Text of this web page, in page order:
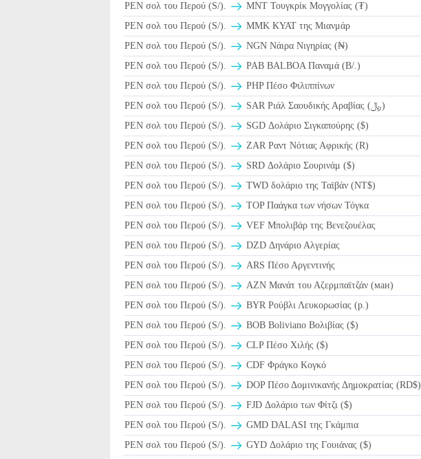
PEN σολ του Περού (S/).
MNT Τουγκρίκ Μογγολίας (₮)
PEN σολ του Περού (S/).
MMK KYAT της Μιανμάρ
PEN σολ του Περού (S/).
NGN Νάιρα Νιγηρίας (₦)
PEN σολ του Περού (S/).
PAB BALBOA Παναμά (B/.)
PEN σολ του Περού (S/).
PHP Πέσο Φιλιππίνων
PEN σολ του Περού (S/).
SAR Ριάλ Σαουδικής Αραβίας (﷼)
PEN σολ του Περού (S/).
SGD Δολάριο Σιγκαπούρης ($)
PEN σολ του Περού (S/).
ZAR Ραντ Νότιας Αφρικής (R)
PEN σολ του Περού (S/).
SRD Δολάριο Σουρινάμ ($)
PEN σολ του Περού (S/).
TWD δολάριο της Ταϊβάν (NT$)
PEN σολ του Περού (S/).
TOP Παάγκα των νήσων Τόγκα
PEN σολ του Περού (S/).
VEF Μπολιβάρ της Βενεζουέλας
PEN σολ του Περού (S/).
DZD Δηνάριο Αλγερίας
PEN σολ του Περού (S/).
ARS Πέσο Αργεντινής
PEN σολ του Περού (S/).
AZN Μανάτ του Αζερμπαϊτζάν (ман)
PEN σολ του Περού (S/).
BYR Ρούβλι Λευκορωσίας (p.)
PEN σολ του Περού (S/).
BOB Boliviano Βολιβίας ($)
PEN σολ του Περού (S/).
CLP Πέσο Χιλής ($)
PEN σολ του Περού (S/).
CDF Φράγκο Κογκό
PEN σολ του Περού (S/).
DOP Πέσο Δομινικανής Δημοκρατίας (RD$)
PEN σολ του Περού (S/).
FJD Δολάριο των Φίτζι ($)
PEN σολ του Περού (S/).
GMD DALASI της Γκάμπια
PEN σολ του Περού (S/).
GYD Δολάριο της Γουιάνας ($)